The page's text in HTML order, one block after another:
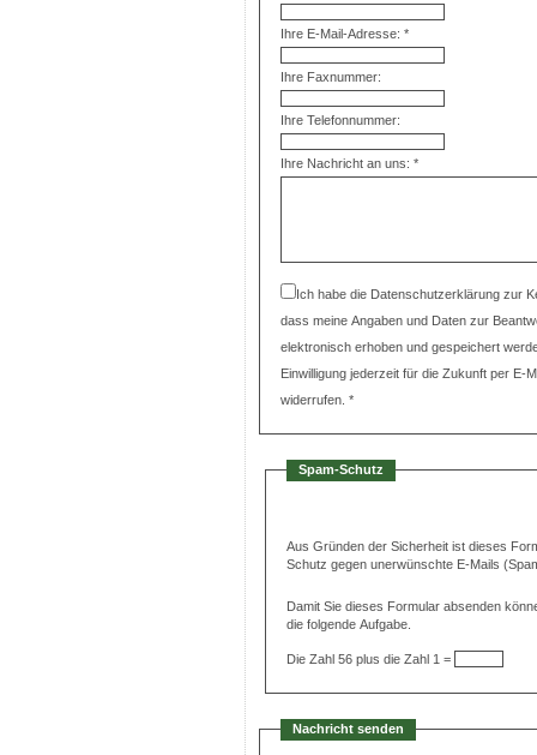
Ihre E-Mail-Adresse: *
Ihre Faxnummer:
Ihre Telefonnummer:
Ihre Nachricht an uns: *
Ich habe die Datenschutzerklärung zur
dass meine Angaben und Daten zur
elektronisch erhoben und gespeichert
Einwilligung jederzeit für die Zukunft per E-
widerrufen. *
Spam-Schutz
Aus Gründen der Sicherheit ist dieses
Schutz gegen unerwünschte E-Mails
Damit Sie dieses Formular absenden
die folgende Aufgabe.
Die Zahl 56 plus die Zahl 1 =
Nachricht senden